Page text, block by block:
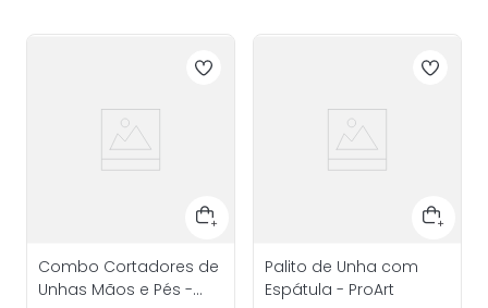
Combo Cortadores de
Unhas Mãos e Pés -
Palito de Unha com
Espátula - ProArt